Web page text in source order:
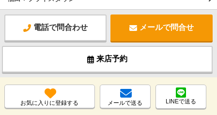
電話で問合わせ メールで問合せ
来店予約
お気に入りに登録する メールで送る LINEで送る